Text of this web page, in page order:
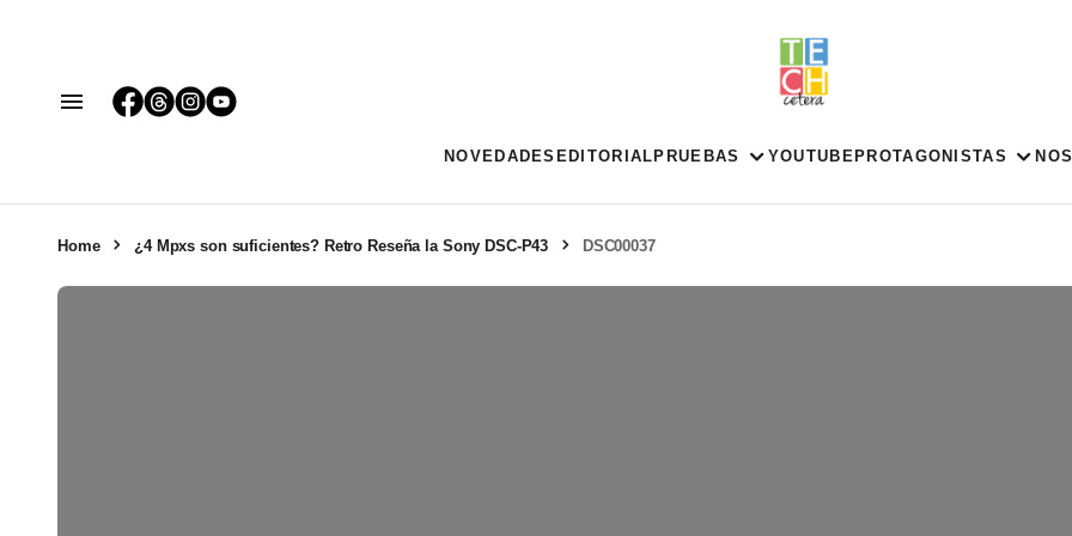
NOVEDADES EDITORIAL PRUEBAS YOUTUBE PROTAGONISTAS
Home ¿4 Mpxs son suficientes? Retro Reseña la Sony DSC-P43 DSC00037